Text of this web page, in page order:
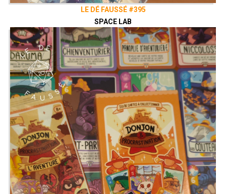
LE DÉ FAUSSÉ #395
SPACE LAB